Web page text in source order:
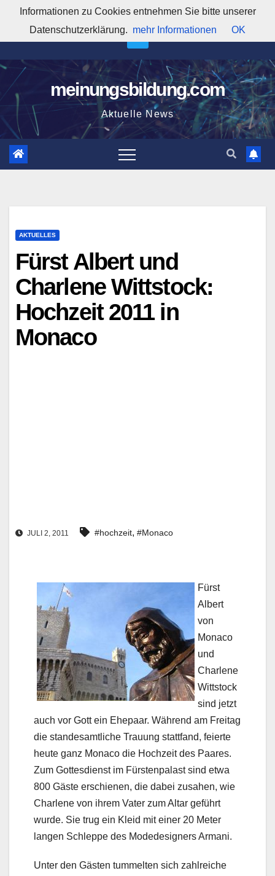
springen
3:55:05 AM
meinungsbildung.com
Aktuelle News
AKTUELLES
Fürst Albert und
Charlene Wittstock:
Hochzeit 2011 in
Monaco
JULI 2, 2011 #hochzeit, #Monaco
Fürst
Albert
von
Monaco
und
Charlene
Wittstock
sind jetzt
auch vor Gott ein Ehepaar. Während am Freitag
die standesamtliche Trauung stattfand, feierte
heute ganz Monaco die Hochzeit des Paares.
Zum Gottesdienst im Fürstenpalast sind etwa
800 Gäste erschienen, die dabei zusahen, wie
Charlene von ihrem Vater zum Altar geführt
wurde. Sie trug ein Kleid mit einer 20 Meter
langen Schleppe des Modedesigners Armani.
Unter den Gästen tummelten sich zahlreiche
Informationen zu Cookies entnehmen Sie bitte unserer
Datenschutzerklärung. mehr Informationen OK